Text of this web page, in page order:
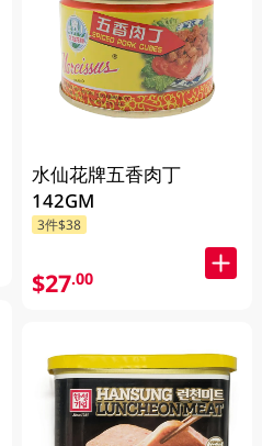
水仙花牌五香肉丁
142GM
3件$38
$27.00